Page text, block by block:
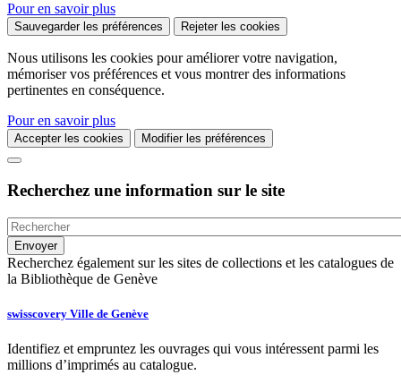
Pour en savoir plus
Sauvegarder les préférences Rejeter les cookies
Nous utilisons les cookies pour améliorer votre navigation,
mémoriser vos préférences et vous montrer des informations
pertinentes en conséquence.
Pour en savoir plus
Accepter les cookies Modifier les préférences
Recherchez une information sur le site
Recherchez également sur les sites de collections et les catalogues de
la Bibliothèque de Genève
swisscovery Ville de Genève
Identifiez et empruntez les ouvrages qui vous intéressent parmi les
millions d’imprimés au catalogue.